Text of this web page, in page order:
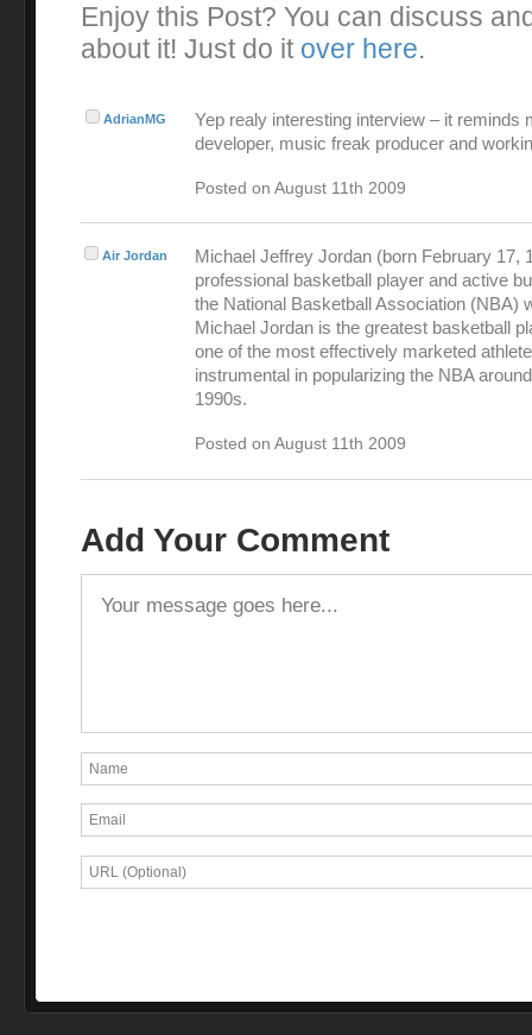
Enjoy this Post? You can discuss
about it! Just do it over here.
AdrianMG
Yep realy interesting interview – it reminds
developer, music freak producer and
Posted on August 11th 2009
Air Jordan
Michael Jeffrey Jordan (born February 17,
professional basketball player and active
the National Basketball Association (NBA)
Michael Jordan is the greatest basketball
one of the most effectively marketed
instrumental in popularizing the NBA
1990s.
Posted on August 11th 2009
Add Your Comment